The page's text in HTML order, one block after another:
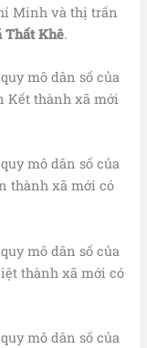
Minh và thị trấn
Thất Khê.
mô dân số của
Kết thành xã mới
mô dân số của
thành xã mới có
mô dân số của
thành xã mới có
mô dân số của